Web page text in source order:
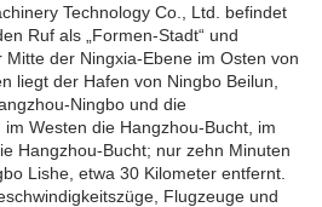
Technology Co., Ltd. befindet
Ruf als „Formen-Stadt“ und
Mitte der Ningxia-Ebene im Osten von
liegt der Hafen von Ningbo Beilun,
Ningbo und die
Westen die Hangzhou-Bucht, im
Hangzhou-Bucht; nur zehn Minuten
Lishe, etwa 30 Kilometer entfernt.
Flugzeuge und